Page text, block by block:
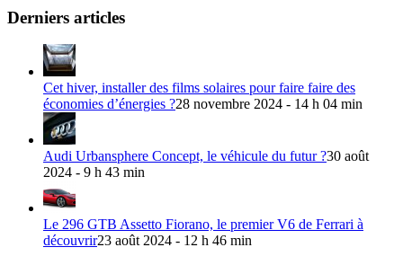
Derniers articles
Cet hiver, installer des films solaires pour faire faire des
économies d’énergies ?28 novembre 2024 - 14 h 04 min
Audi Urbansphere Concept, le véhicule du futur ?30 août
2024 - 9 h 43 min
Le 296 GTB Assetto Fiorano, le premier V6 de Ferrari à
découvrir23 août 2024 - 12 h 46 min